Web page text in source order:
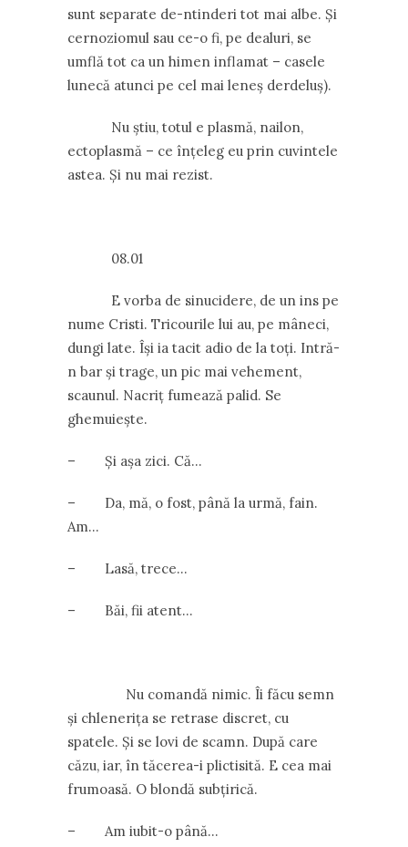
sunt separate de-ntinderi tot mai albe. Și
cernoziomul sau ce-o fi, pe dealuri, se
umflă tot ca un himen inflamat – casele
lunecă atunci pe cel mai leneș derdeluș).
Nu știu, totul e plasmă, nailon,
ectoplasmă – ce înțeleg eu prin cuvintele
astea. Și nu mai rezist.
08.01
E vorba de sinucidere, de un ins pe
nume Cristi. Tricourile lui au, pe mâneci,
dungi late. Își ia tacit adio de la toți. Intră-
n bar și trage, un pic mai vehement,
scaunul. Nacriț fumează palid. Se
ghemuiește.
– Și așa zici. Că…
– Da, mă, o fost, până la urmă, fain.
Am…
– Lasă, trece…
– Băi, fii atent…
Nu comandă nimic. Îi făcu semn
și chlenerița se retrase discret, cu
spatele. Și se lovi de scamn. După care
căzu, iar, în tăcerea-i plictisită. E cea mai
frumoasă. O blondă subțirică.
– Am iubit-o până…